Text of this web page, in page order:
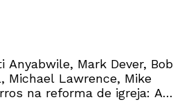
Anyabwile, Mark Dever, Bob
Michael Lawrence, Mike
na reforma de igreja: Ao